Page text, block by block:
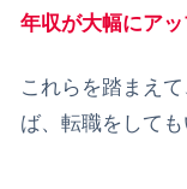
年収が大幅にアッ
これらを踏まえ
ば、転職をしても